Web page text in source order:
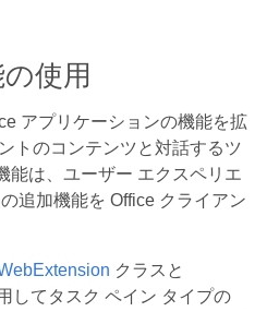
使用
アプリケーションの機能を拡
トのコンテンツと対話するツ
能は、ユーザー エクスペリエ
追加機能を Office クライアン
クラスと
してタスク ペイン タイプの